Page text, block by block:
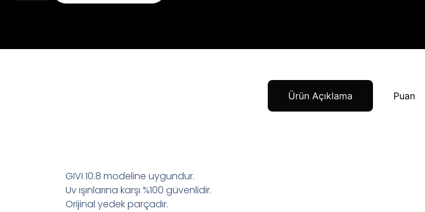
Ürün Açıklama Puan
GIVI 10.8 modeline uygundur.
Uv ışınlarına karşı %100 güvenlidir.
Orijinal yedek parçadır.